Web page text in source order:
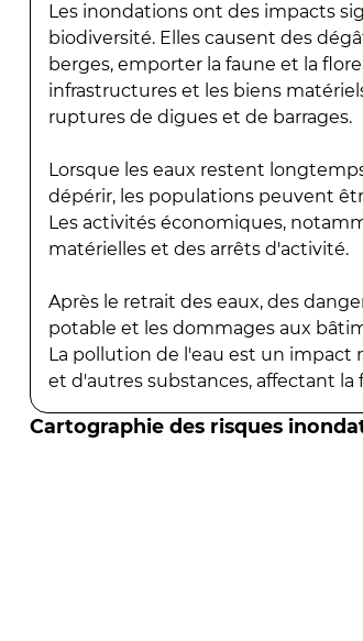
Les inondations ont des impacts
biodiversité. Elles causent des
berges, emporter la faune et la
infrastructures et les biens
ruptures de digues et de barrages.
Lorsque les eaux restent
dépérir, les populations peuvent
Les activités économiques,
matérielles et des arrêts d'activité.
Après le retrait des eaux, des
potable et les dommages aux
La pollution de l'eau est un impact
et d'autres substances, affectant la
Cartographie des risques